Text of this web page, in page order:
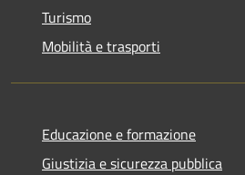
Turismo
Mobilità e trasporti
Educazione e formazione
Giustizia e sicurezza pubblica